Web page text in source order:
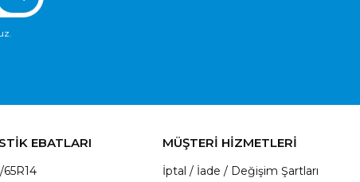
EBATLARI
65R14
MÜŞTERİ HİZMETLERİ
İptal / İade / Değişim Şartları